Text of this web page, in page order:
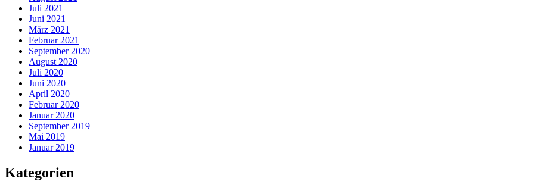
Juli 2021
Juni 2021
März 2021
Februar 2021
September 2020
August 2020
Juli 2020
Juni 2020
April 2020
Februar 2020
Januar 2020
September 2019
Mai 2019
Januar 2019
Kategorien